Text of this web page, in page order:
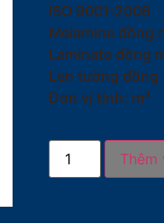
ISO 9001:2008
Melamine đồng
Laminate đồng
Len tường đồng
Đơn vị tính: m²
Thêm